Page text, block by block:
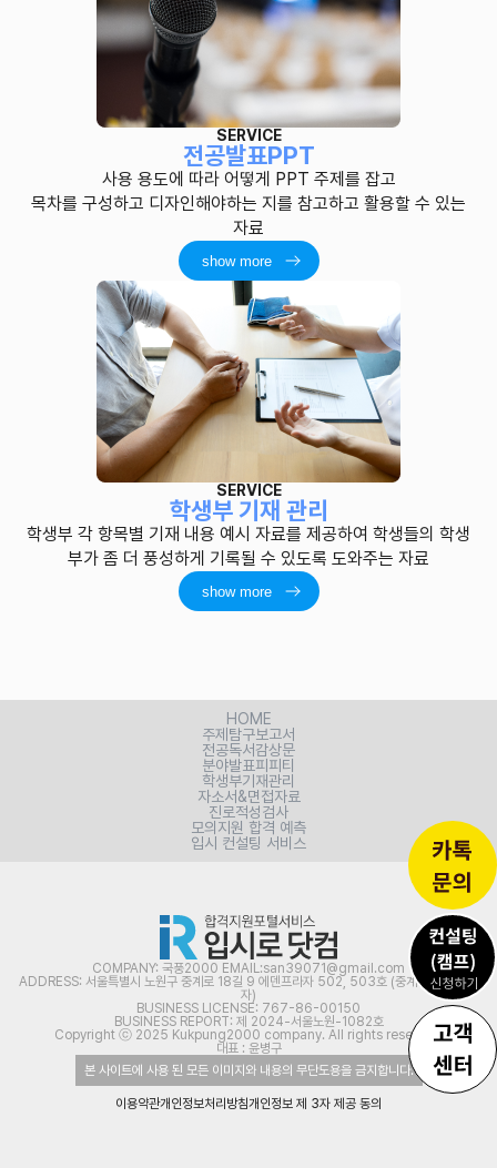
SERVICE
전공발표PPT
사용 용도에 따라 어떻게 PPT 주제를 잡고
목차를 구성하고 디자인해야하는 지를 참고하고 활용할 수 있는
자료
show more
SERVICE
학생부 기재 관리
학생부 각 항목별 기재 내용 예시 자료를 제공하여 학생들의 학생
부가 좀 더 풍성하게 기록될 수 있도록 도와주는 자료
show more
HOME
주제탐구보고서
전공독서감상문
분야발표피피티
학생부기재관리
자소서&면접자료
진로적성검사
모의지원 합격 예측
입시 컨설팅 서비스
COMPANY: 국풍2000 EMAIL:san39071@gmail.com
ADDRESS: 서울특별시 노원구 중계로 18길 9 에덴프라자 502, 503호 (중계동, 신아프라
자)
BUSINESS LICENSE: 767-86-00150
BUSINESS REPORT: 제 2024-서울노원-1082호
Copyright ⓒ 2025 Kukpung2000 company. All rights reserved.
대표 : 윤병구
본 사이트에 사용 된 모든 이미지와 내용의 무단도용을 금지합니다.
이용약관개인정보처리방침개인정보 제 3자 제공 동의